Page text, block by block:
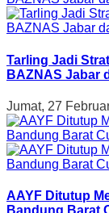
Tarling Jadi
BAZNAS Jabar
Jumat, 27
AAYF Ditutup
Bandung Barat